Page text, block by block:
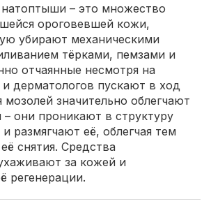
– это множество
ороговевшей кожи,
убирают механическими
тёрками, пемзами и
отчаянные несмотря на
дерматологов пускают в ход
мозолей значительно облегчают
– они проникают в структуру
размягчают её, облегчая тем
снятия. Средства
за кожей и
регенерации.